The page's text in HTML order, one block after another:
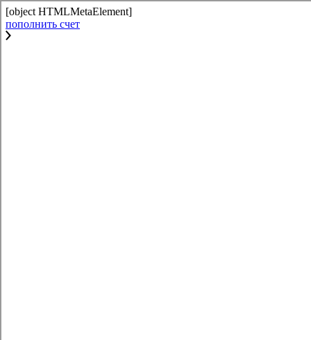
[object HTMLMetaElement]
пополнить счет